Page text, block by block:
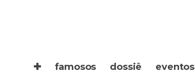
✚ famosos dossiê eventos